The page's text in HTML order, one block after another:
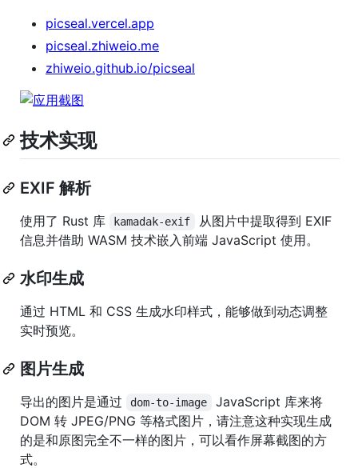
picseal.vercel.app
picseal.zhiweio.me
zhiweio.github.io/picseal
技术实现
EXIF 解析
使用了 Rust 库 kamadak-exif
从图片中提取得到 EXIF
信息并借助 WASM 技术嵌入前端 JavaScript 使用。
水印生成
通过 HTML 和 CSS 生成水印样式，能够做到动态调整
实时预览。
图片生成
导出的图片是通过 dom-to-image
JavaScript 库来将
DOM 转 JPEG/PNG 等格式图片，请注意这种实现生成
的是和原图完全不一样的图片，可以看作屏幕截图的方
式。